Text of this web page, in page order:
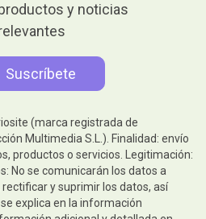
y noticias
(marca registrada de
Multimedia S.L.). Finalidad: envío
productos o servicios. Legitimación:
No se comunicarán los datos a
y suprimir los datos, así
explica en la información